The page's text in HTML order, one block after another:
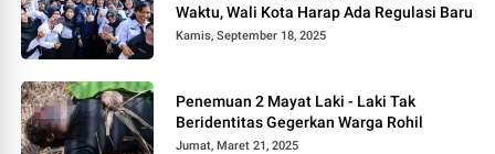
Waktu, Wali Kota Harap Ada Regulasi Baru
Kamis, September 18, 2025
Penemuan 2 Mayat Laki - Laki Tak
Beridentitas Gegerkan Warga Rohil
Jumat, Maret 21, 2025